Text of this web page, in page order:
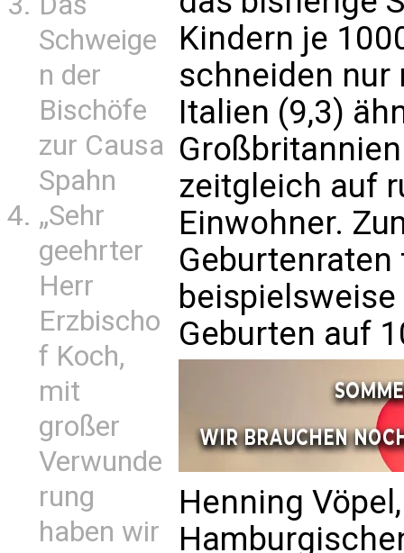
Schweige
n der
Bischöfe
zur Causa
Spahn
„Sehr
geehrter
Herr
Erzbischo
f Koch,
mit
großer
Verwunde
rung
haben wir
Kindern je
schneiden nur
Italien (9,3)
zeitgleich auf
Einwohner.
Geburten auf
Henning